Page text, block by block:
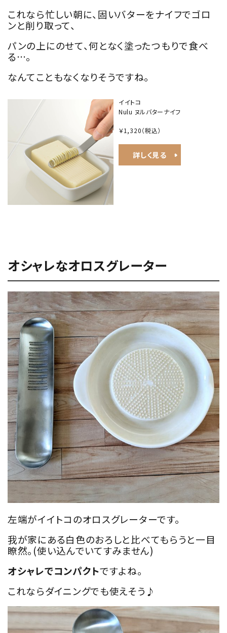
これなら忙しい朝に、固いバターをナイフでゴロ
ンと削り取って、
パンの上にのせて、何となく塗ったつもりで食べ
る…。
なんてこともなくなりそうですね。
イイトコ
Nulu ヌルバターナイフ
￥1,320（税込）
詳しく見る
オシャレなオロスグレーター
左端がイイトコのオロスグレーターです。
我が家にある白色のおろしと比べてもらうと一目
瞭然。(使い込んでいてすみません)
オシャレでコンパクトですよね。
これならダイニングでも使えそう♪